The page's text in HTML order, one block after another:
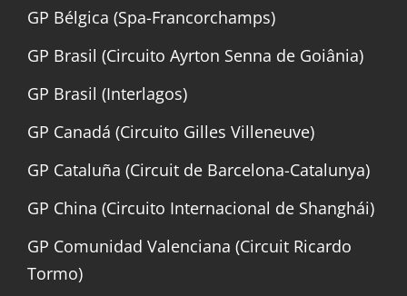
GP Bélgica (Spa-Francorchamps)
GP Brasil (Circuito Ayrton Senna de Goiânia)
GP Brasil (Interlagos)
GP Canadá (Circuito Gilles Villeneuve)
GP Cataluña (Circuit de Barcelona-Catalunya)
GP China (Circuito Internacional de Shanghái)
GP Comunidad Valenciana (Circuit Ricardo
Tormo)